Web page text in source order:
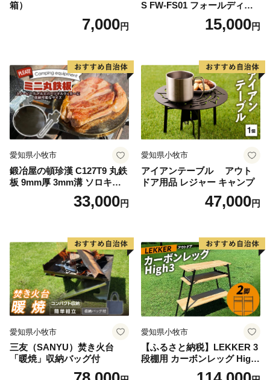
箱）
7,000円
S FW-FS01 フォールディン
グ キャンプストーブ専用 五
15,000円
愛知県小牧市
鍛冶屋の頓珍漢 C127T9 丸鉄
板 9mm厚 3mm溝 ソロキャ
ンプ用 専用ハンドル付き ス
ノーピーク アルミパーソナ
33,000円
愛知県小牧市
アイアンテーブル アウト
ドア用品 レジャー キャンプ
47,000円
愛知県小牧市
三友（SANYU）焚き火台
「暖焼」収納バッグ付
愛知県小牧市
【ふるさと納税】LEKKER 3
段棚用 カーボンレッグ High
3 2脚 キャンプ アウトドア ソ